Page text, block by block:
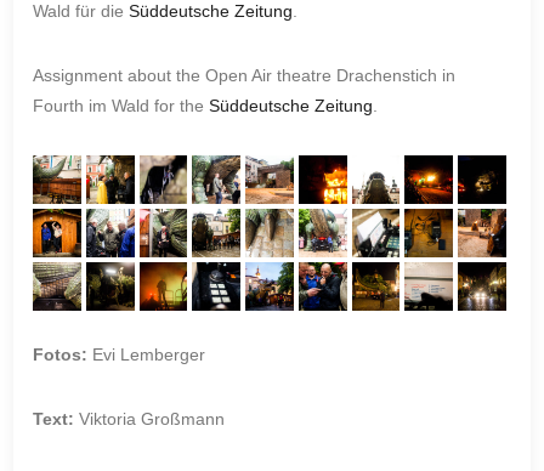
Wald für dieSüddeutsche Zeitung.
Assignment about the Open Air theatre Drachenstich in
Fourth im Wald for theSüddeutsche Zeitung.
Fotos: Evi Lemberger
Text: Viktoria Großmann